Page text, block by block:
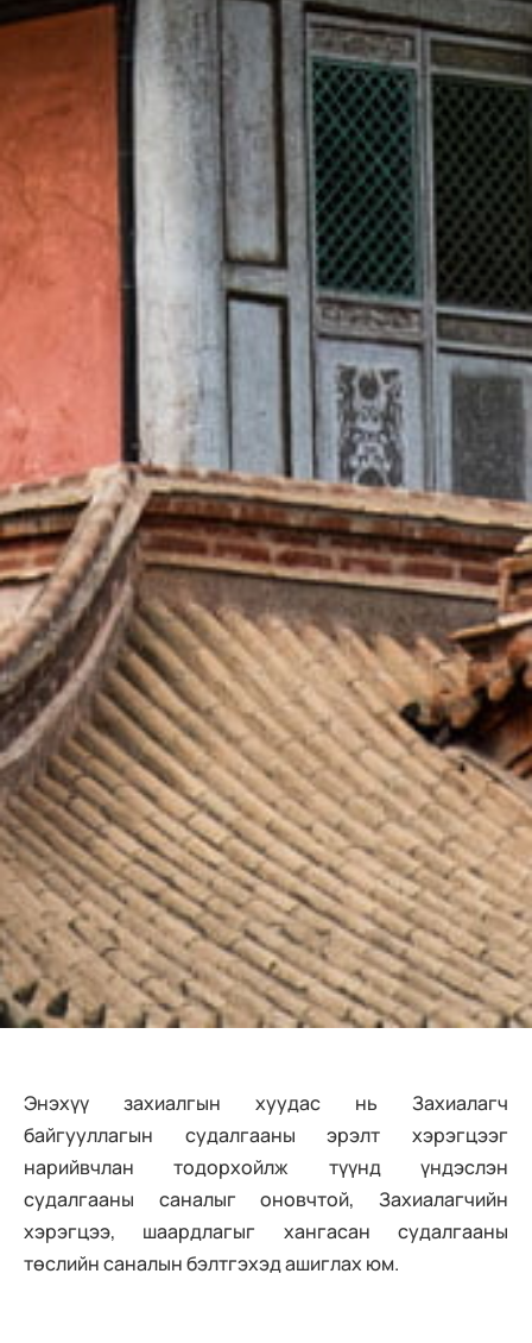
Энэхүү захиалгын хуудас нь Захиалагч
байгууллагын судалгааны эрэлт хэрэгцээг
нарийвчлан тодорхойлж түүнд үндэслэн
судалгааны саналыг оновчтой, Захиалагчийн
хэрэгцээ, шаардлагыг хангасан судалгааны
төслийн саналын бэлтгэхэд ашиглах юм.